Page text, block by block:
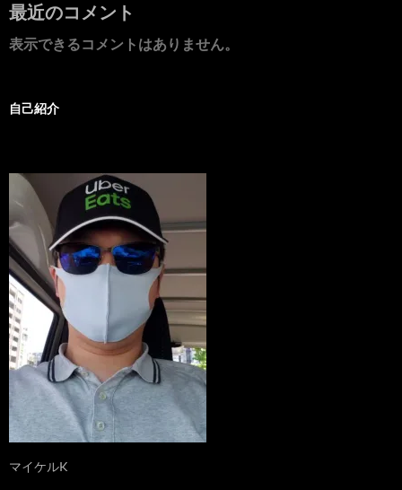
最近のコメント
表示できるコメントはありません。
自己紹介
マイケルK